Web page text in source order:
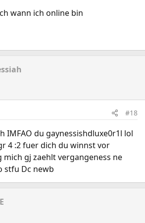
wann ich online bin
#18
IMFAO du gaynessishdluxe0r1l lol
4 :2 fuer dich du winnst vor
mich gj zaehlt vergangeness ne
stfu Dc newb